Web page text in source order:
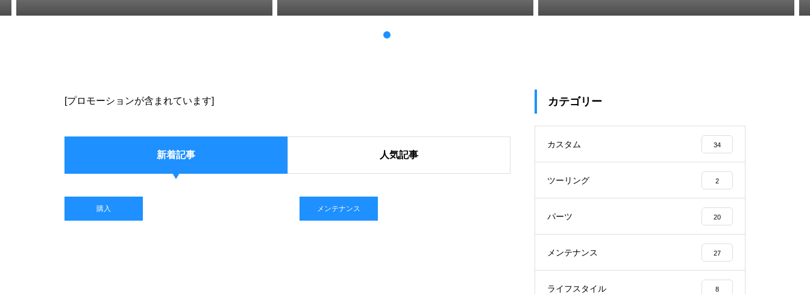
[プロモーションが含まれています]
新着記事 人気記事
購入 メンテナンス
カテゴリー
カスタム 34
ツーリング 2
パーツ 20
メンテナンス 27
ライフスタイル 8